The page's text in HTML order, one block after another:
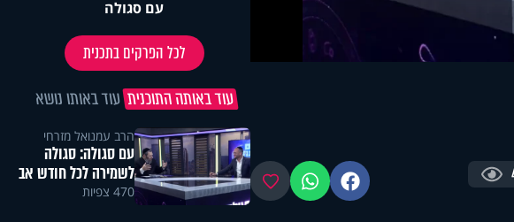
פייסבוקווטסאפ מועדפים
עם סגולה
לכל הפרקים בתכנית
עוד באותה התוכנית עוד באותו נושא
הרב עמנואל מזרחי
עם סגולה: סגולה
לשמירה לכל חודש אב
470 צפיות